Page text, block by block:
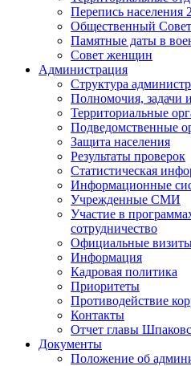
Перепись населения
Общественный Совет
Памятные даты в
Совет женщин
Администрация
Структура
Полномочия, задачи
Территориальные
Подведомственные
Защита населения
Результаты проверок
Статистическая
Информационные
Учрежденные СМИ
Участие в
сотрудничество
Официальные
Информация
Кадровая политика
Приоритеты
Противодействие
Контакты
Отчет главы
Документы
Положение об